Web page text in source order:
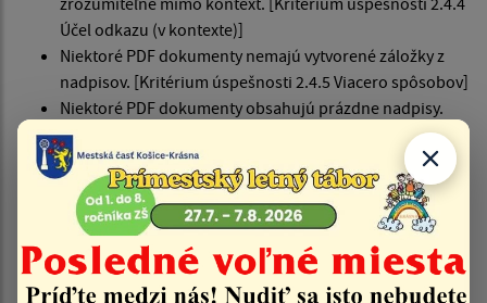
Účel odkazu (v kontexte)]
Niektoré PDF dokumenty nemajú vytvorené záložky z
nadpisov. [Kritérium úspešnosti 2.4.5 Viacero spôsobov]
Niektoré PDF dokumenty obsahujú prázdne nadpisy.
[Kritérium úspešnosti 2.4.6 Nadpisy a menovky]
Vstupné pole formulára, ktoré získava osobný údaj
(meno a priezvisko) nemá definovaný atribút
autocomplete [Kritérium úspešnosti 1.3.5 Identifikácia
účelu vstupu
Na webovom sídle sa môže vyskytnúť problém pri
zobrazení obsahu v šírke 320 CSS pixelov – pretekanie